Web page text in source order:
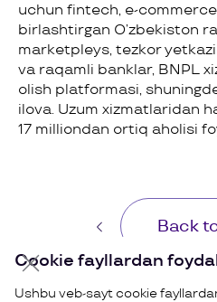
uchun fintech, e-commerce
birlashtirgan O’zbekiston
marketpleys, tezkor
va raqamli banklar, BNPL
olish platformasi,
ilova. Uzum xizmatlaridan
17 milliondan ortiq aholisi
Back
Cookie fayllardan
Ushbu veb-sayt cookie